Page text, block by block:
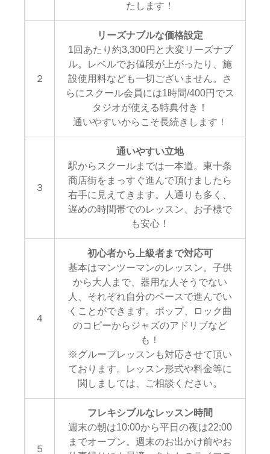
たします！
２
リーズナブルな価格設定
1回あたり約3,300円と大変リーズナブ
ル。レベルでお値段が上がったり、施
設使用料なども一切ございません。さ
らにスクール会員には1時間/400円でス
タジオが使える特典付き！
通いやすいからこそ長続きします！
３
通いやすい立地
駅からスクールまでは一本道。東十条
商店街をまっすぐ進んで頂けましたら
右手に見えてきます。人通りも多く、
遅めの時間帯でのレッスン、お子様で
も安心！
４
初心者から上級者まで対応可
基本はマンツーマンのレッスン。子供
から大人まで、器用な人そうでない
人、それぞれ自分のペースで進んでい
くことができます。ポップ、ロック曲
のコピーからジャズのアドリブなど
も！
※グループレッスンも対応させて頂い
ております。レッスン形式や料金等に
関しましては、ご相談ください。
５
フレキシブルなレッスン時間
週末の朝は10:00から平日の夜は22:00
までオープン。週末のお出かけ前やお